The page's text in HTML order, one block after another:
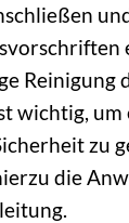
Reinigung
wichtig,
zu
die